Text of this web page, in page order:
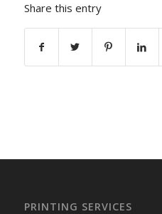
Share this entry
PRINTING SERVICES